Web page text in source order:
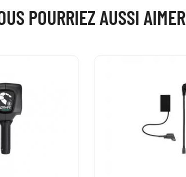
POURRIEZ AUSSI AIMER